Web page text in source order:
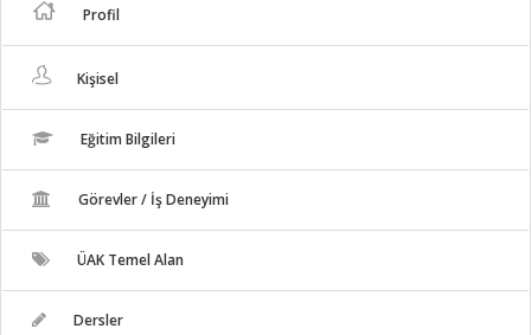
Profil
Kişisel
Eğitim Bilgileri
Görevler / İş Deneyimi
ÜAK Temel Alan
Dersler